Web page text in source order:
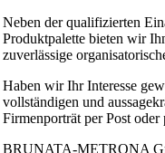
Neben der qualifizierten
Produktpalette bieten wir
zuverlässige
Haben wir Ihr Interesse
vollständigen und
Firmenporträt per Post
BRUNATA-METRONA